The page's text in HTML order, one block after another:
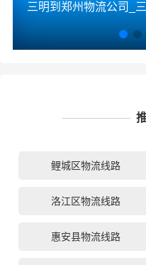
三明到郑州物流公司_
鲤城区物流线路
洛江区物流线路
惠安县物流线路